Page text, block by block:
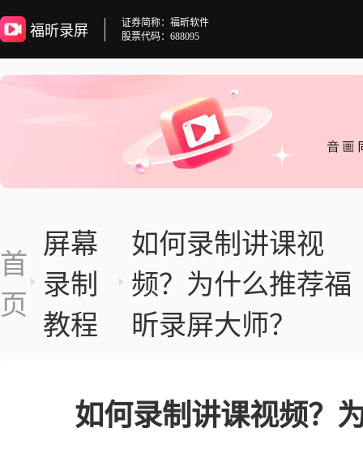
福昕录屏
证券简称：福昕软件
股票代码：688095
首
页
屏幕
录制
教程
如何录制讲课视
频？为什么推荐福
昕录屏大师？
如何录制讲课视频？